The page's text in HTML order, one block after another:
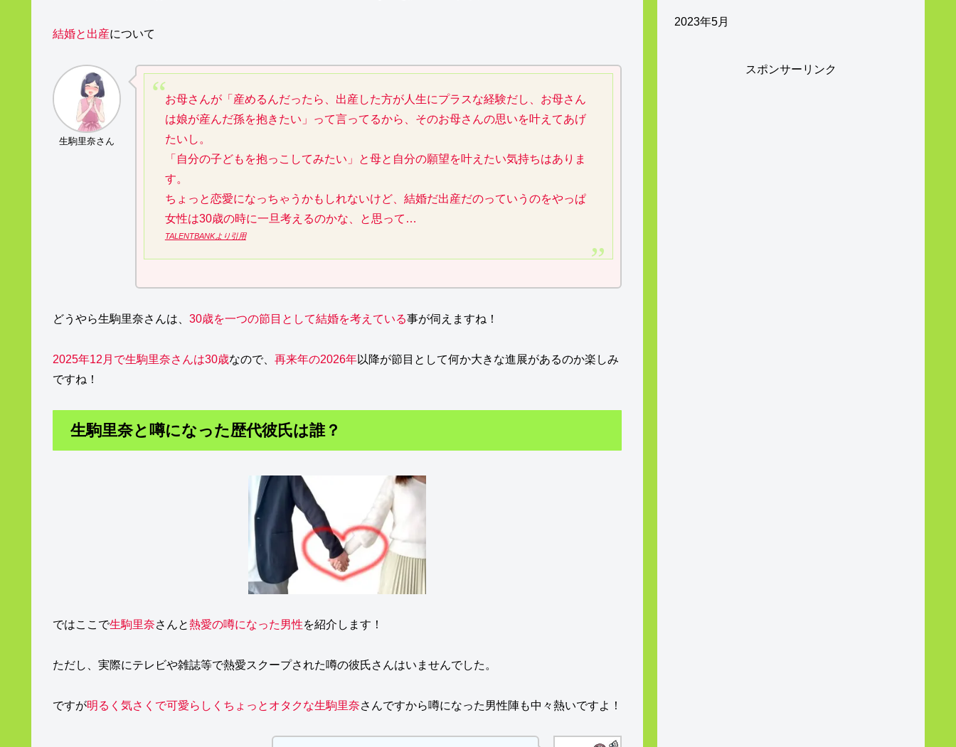
結婚と出産について
生駒里奈さん
お母さんが「産めるんだったら、出産した方が人生にプラスな経験だし、お母さん
は娘が産んだ孫を抱きたい」って言ってるから、そのお母さんの思いを叶えてあげ
たいし。
「自分の子どもを抱っこしてみたい」と母と自分の願望を叶えたい気持ちはありま
す。
ちょっと恋愛になっちゃうかもしれないけど、結婚だ出産だのっていうのをやっぱ
女性は30歳の時に一旦考えるのかな、と思って…
TALENTBANKより引用
どうやら生駒里奈さんは、 30歳を一つの節目として結婚を考えている事が伺えますね！
2025年12月で生駒里奈さんは30歳なので、 再来年の2026年以降が節目として何か大きな進展があるのか楽しみ
ですね！
生駒里奈と噂になった歴代彼氏は誰？
ではここで生駒里奈さんと熱愛の噂になった男性を紹介します！
ただし、実際にテレビや雑誌等で熱愛スクープされた噂の彼氏さんはいませんでした。
ですが明るく気さくで可愛らしくちょっとオタクな生駒里奈さんですから噂になった男性陣も中々熱いですよ！
2023年5月
スポンサーリンク